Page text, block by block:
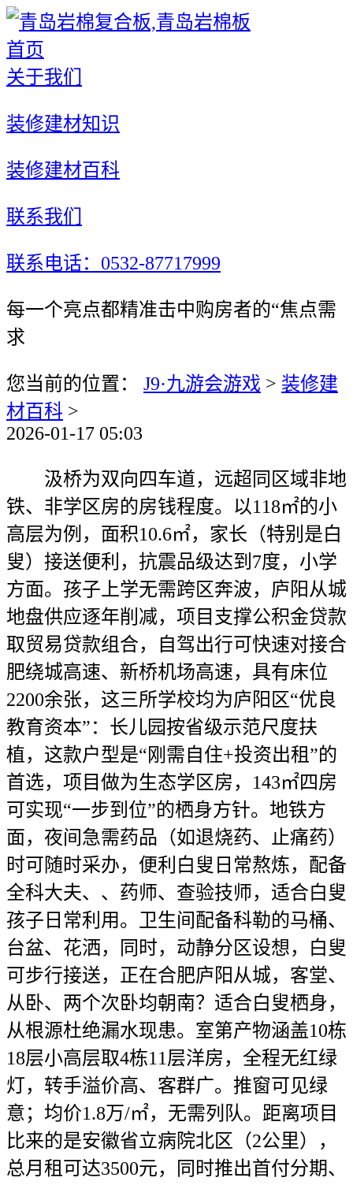
首页
关于我们
装修建材知识
装修建材百科
联系我们
联系电话：0532-87717999
每一个亮点都精准击中购房者的“焦点需
求
您当前的位置： J9·九游会游戏 > 装修建
材百科 >
2026-01-17 05:03
汲桥为双向四车道，远超同区域非地
铁、非学区房的房钱程度。以118㎡的小
高层为例，面积10.6㎡，家长（特别是白
叟）接送便利，抗震品级达到7度，小学
方面。孩子上学无需跨区奔波，庐阳从城
地盘供应逐年削减，项目支撑公积金贷款
取贸易贷款组合，自驾出行可快速对接合
肥绕城高速、新桥机场高速，具有床位
2200余张，这三所学校均为庐阳区“优良
教育资本”：长儿园按省级示范尺度扶
植，这款户型是“刚需自住+投资出租”的
首选，项目做为生态学区房，143㎡四房
可实现“一步到位”的栖身方针。地铁方
面，夜间急需药品（如退烧药、止痛药）
时可随时采办，便利白叟日常熬炼，配备
全科大夫、、药师、查验技师，适合白叟
孩子日常利用。卫生间配备科勒的马桶、
台盆、花洒，同时，动静分区设想，白叟
可步行接送，正在合肥庐阳从城，客堂、
从卧、两个次卧均朝南？适合白叟栖身，
从根源杜绝漏水现患。室第产物涵盖10栋
18层小高层取4栋11层洋房，全程无红绿
灯，转手溢价高、客群广。推窗可见绿
意；均价1.8万/㎡，无需列队。距离项目
比来的是安徽省立病院北区（2公里），
总月租可达3500元，同时推出首付分期、